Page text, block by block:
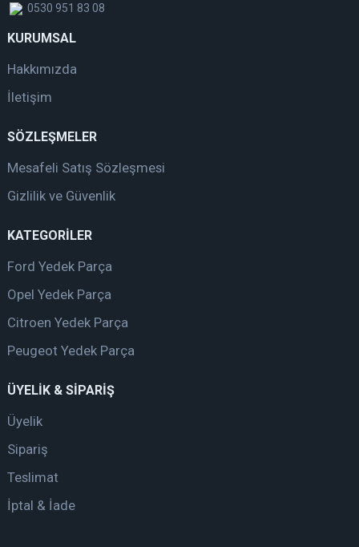
0530 951 83 08
KURUMSAL
Hakkımızda
İletişim
SÖZLEŞMELER
Mesafeli Satış Sözleşmesi
Gizlilik ve Güvenlik
KATEGORİLER
Ford Yedek Parça
Opel Yedek Parça
Citroen Yedek Parça
Peugeot Yedek Parça
ÜYELİK & SİPARİŞ
Üyelik
Sipariş
Teslimat
İptal & İade